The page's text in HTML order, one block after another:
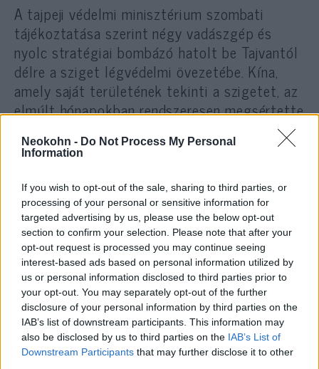
Neokohn - Do Not Process My Personal
Information
If you wish to opt-out of the sale, sharing to third parties, or
processing of your personal or sensitive information for
targeted advertising by us, please use the below opt-out
section to confirm your selection. Please note that after your
opt-out request is processed you may continue seeing
interest-based ads based on personal information utilized by
us or personal information disclosed to third parties prior to
your opt-out. You may separately opt-out of the further
disclosure of your personal information by third parties on the
IAB’s list of downstream participants. This information may
also be disclosed by us to third parties on the IAB’s List of
Downstream Participants that may further disclose it to other
A tajpeji védelmi minisztérium szombati
tájékoztatása szerint négy vadászgép és
nyolc stratégiai bombázó hatolt be Tajvantól
délre a sziget légvédelmi övezetébe. Kína,
amely saját területének tekinti a szigetet, az
elmúlt hónapokban rendszeresen megsértette
a légterét, de ezeket a berepüléseket eddig
egy vagy két felderítő repülőgéppel hajtotta
ilyen komoly légierőt vonultasson föl, mint ez
alkalommal. Tajvani közlés szerint a
légtérsértő műveletben négy J-16-os
vadászgép és nyolc H6-K jelű, nagy
hatótávolságú csapásmérő repülőgép vett
részt. Ez utóbbiak nukleáris robbanófejjel
felszerelt, kétezer kilométer hatósugarú
manőverező robotrepülőgépeket visznek
magukkal.